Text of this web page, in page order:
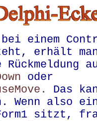
einem
erhält
oder
Das
Wenn also
sitzt,